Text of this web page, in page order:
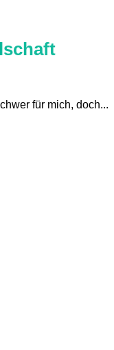
für mich, doch...